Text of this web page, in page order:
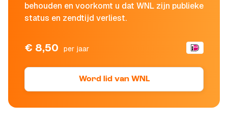
behouden en voorkomt u dat WNL zijn publieke
status en zendtijd verliest.
€ 8,50 per jaar
Word lid van WNL